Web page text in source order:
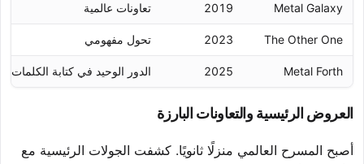
Metal Galaxy
2019 تعاونات عالمية
The Other One
2023 تحول مفهومي
Metal Forth
2025 الدور الوحيد في كتابة الكلمات
العروض الرئيسية والتعاونات البارزة
أصبح المسرح العالمي منزلًا ثانويًا. كشفت الجولات الرئيسية مع